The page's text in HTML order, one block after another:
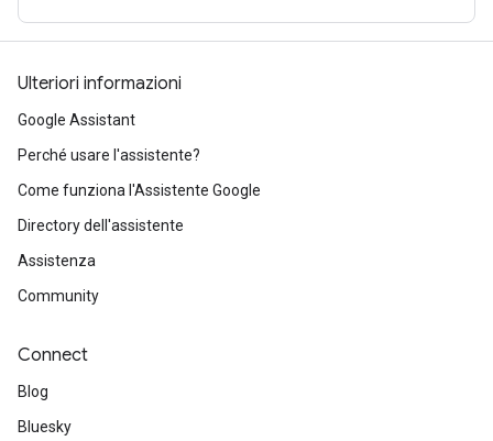
Ulteriori informazioni
Google Assistant
Perché usare l'assistente?
Come funziona l'Assistente Google
Directory dell'assistente
Assistenza
Community
Connect
Blog
Bluesky